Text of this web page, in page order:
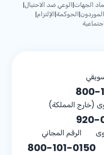
الجهات|الوعي ضد الاحتيال|
الموردون|الحوكمة|الإلتزام|
800-
(خارج المملكة)
920-
الرقم المجاني
800-101-0150